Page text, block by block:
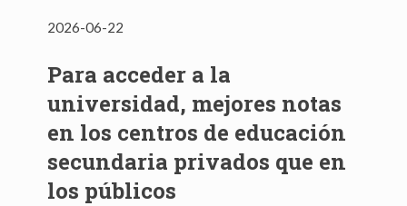
2026-06-22
Para acceder a la
universidad, mejores notas
en los centros de educación
secundaria privados que en
los públicos